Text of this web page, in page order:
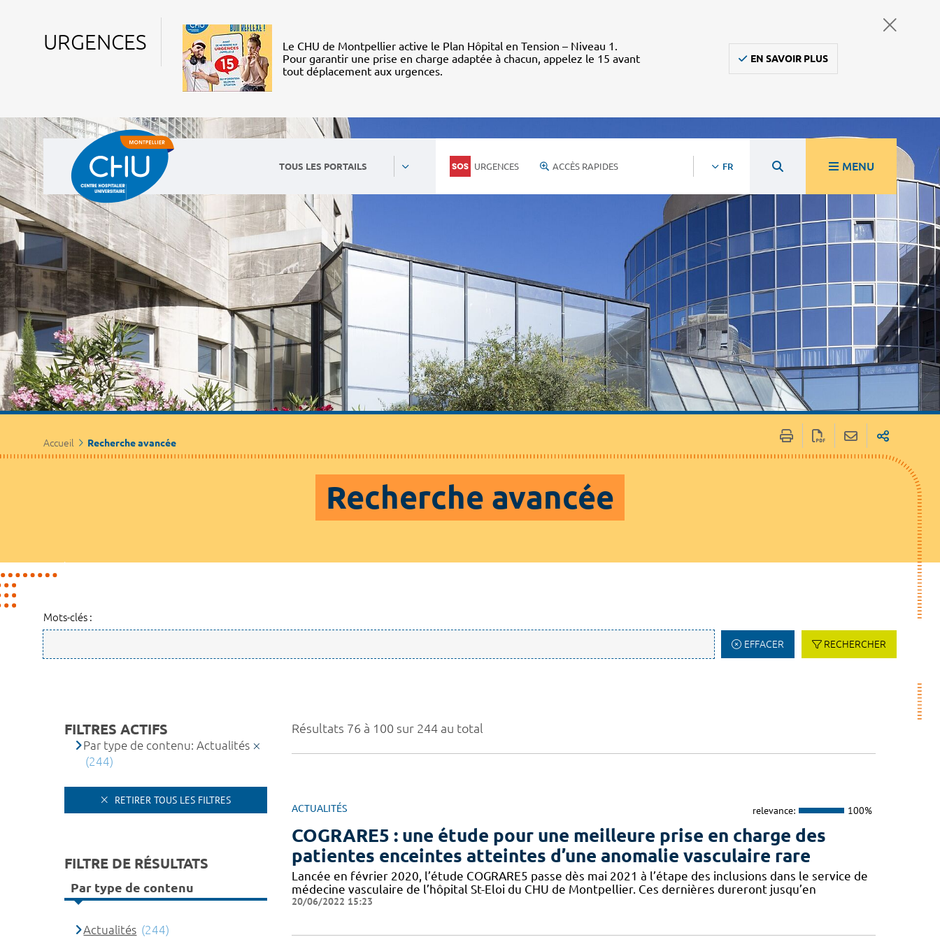
URGENCES
Le CHU de Montpellier active le Plan Hôpital en Tension – Niveau 1.
Pour garantir une prise en charge adaptée à chacun, appelez le 15 avant
tout déplacement aux urgences.
EN SAVOIR PLUS
TOUS LES PORTAILS URGENCES ACCÈS RAPIDES FR MENU
Accueil Recherche avancée
Recherche avancée
Mots-clés :
EFFACER RECHERCHER
Résultats 76 à 100 sur 244 au total
ACTUALITÉS relevance: 100%
COGRARE5 : une étude pour une meilleure prise en charge des
patientes enceintes atteintes d’une anomalie vasculaire rare
Lancée en février 2020, l’étude COGRARE5 passe dès mai 2021 à l’étape des inclusions dans le service de
médecine vasculaire de l’hôpital St-Eloi du CHU de Montpellier. Ces dernières dureront jusqu’en
20/06/2022 15:23
FILTRES ACTIFS
Par type de contenu: Actualités
(244)
RETIRER TOUS LES FILTRES
FILTRE DE RÉSULTATS
Par type de contenu
Actualités (244)